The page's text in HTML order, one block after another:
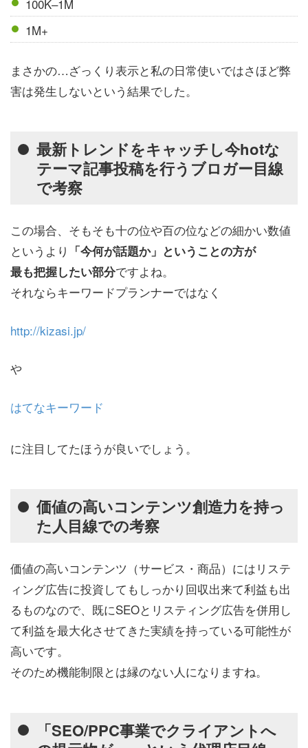
100K–1M
1M+
まさかの…ざっくり表示と私の日常使いではさほど弊
害は発生しないという結果でした。
最新トレンドをキャッチし今hotな
テーマ記事投稿を行うブロガー目線
で考察
この場合、そもそも十の位や百の位などの細かい数値
というより 「今何が話題か」ということの方が
最も把握したい部分ですよね。
それならキーワードプランナーではなく
http://kizasi.jp/
や
はてなキーワード
に注目してたほうが良いでしょう。
価値の高いコンテンツ創造力を持っ
た人目線での考察
価値の高いコンテンツ（サービス・商品）にはリステ
ィング広告に投資してもしっかり回収出来て利益も出
るものなので、既にSEOとリスティング広告を併用し
て利益を最大化させてきた実績を持っている可能性が
高いです。
そのため機能制限とは縁のない人になりますね。
「SEO/PPC事業でクライアントへ